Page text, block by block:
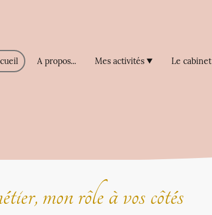
A propos... Mes activités Le cabinet
mon rôle à vos côtés